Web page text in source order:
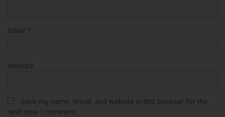
Email *
Website
Save my name, email, and website in this browser for the
next time I comment.